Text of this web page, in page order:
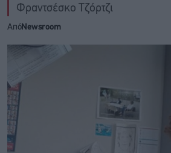
Φραντσέσκο Τζόρτζι
ΑπόNewsroom